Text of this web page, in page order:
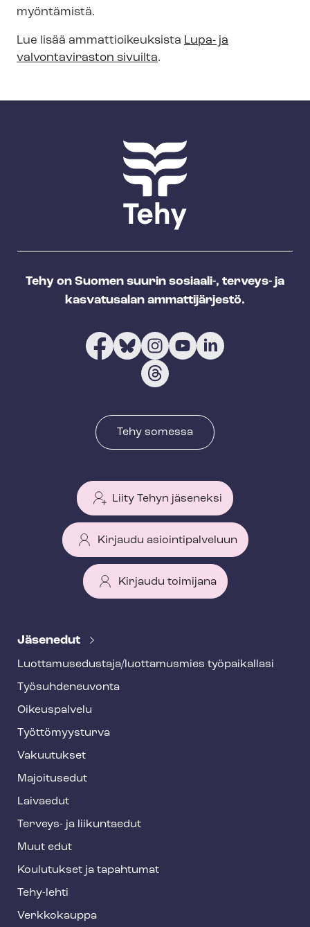
myöntämistä.
Lue lisää am­mat­tioi­keuk­sis­ta Lupa- ja
valvontaviraston sivuilta.
Tehy on Suomen suurin sosiaali-, terveys- ja
kasvatusalan ammattijärjestö.
Tehy somessa
Liity Tehyn jäseneksi
Kirjaudu asiointipalveluun
Kirjaudu toimijana
e
f
o
o
t
e
Jäsenedut
Luot­ta­muse­dus­ta­ja/luottamusmies työpaikallasi
Työ­suh­de­neu­von­ta
Oikeuspalvelu
Työt­tö­myys­tur­va
Vakuutukset
Majoitusedut
Laivaedut
Terveys- ja liikuntaedut
Muut edut
Koulutukset ja tapahtumat
Tehy-lehti
Verkkokauppa